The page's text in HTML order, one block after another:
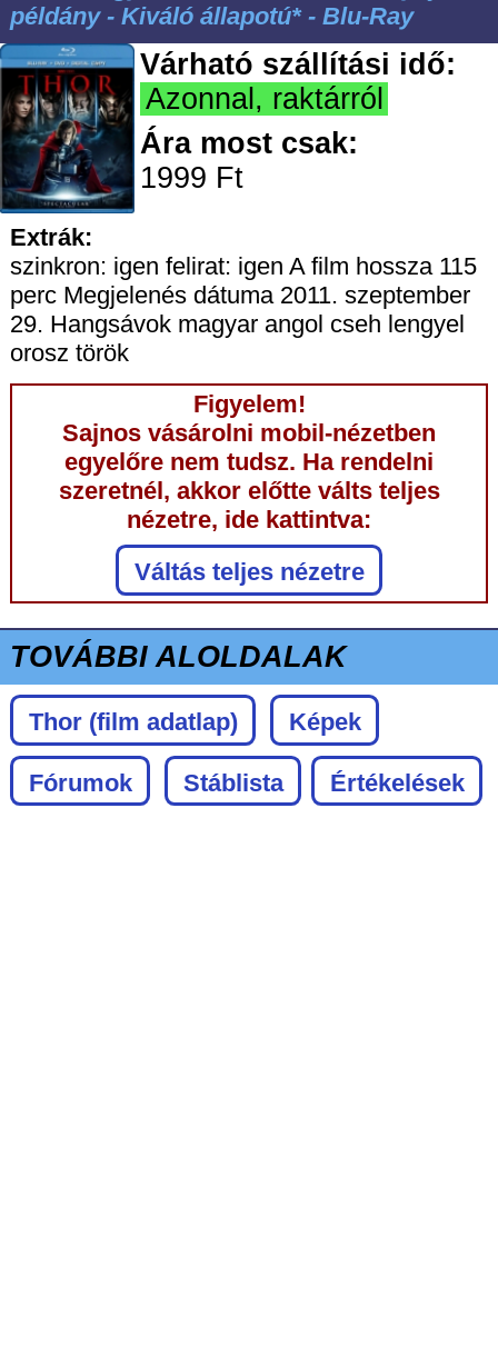
példány - Kiváló állapotú* - Blu-Ray
Várható szállítási idő:
Azonnal, raktárról
Ára most csak:
1999 Ft
Extrák:
szinkron: igen felirat: igen A film hossza 115
perc Megjelenés dátuma 2011. szeptember
29. Hangsávok magyar angol cseh lengyel
orosz török
Figyelem!
Sajnos vásárolni mobil-nézetben
egyelőre nem tudsz. Ha rendelni
szeretnél, akkor előtte válts teljes
nézetre, ide kattintva:
Váltás teljes nézetre
TOVÁBBI ALOLDALAK
Thor (film adatlap) Képek
Fórumok Stáblista Értékelések